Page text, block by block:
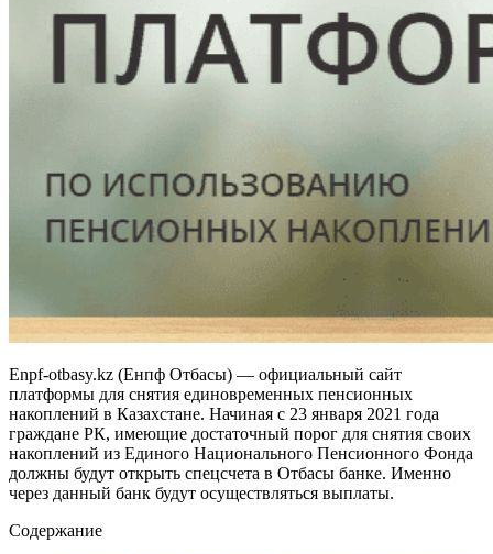
Enpf-otbasy.kz (Енпф Отбасы) — официальный сайт
платформы для снятия единовременных пенсионных
накоплений в Казахстане. Начиная с 23 января 2021 года
граждане РК, имеющие достаточный порог для снятия своих
накоплений из Единого Национального Пенсионного Фонда
должны будут открыть спецсчета в Отбасы банке. Именно
через данный банк будут осуществляться выплаты.
Содержание